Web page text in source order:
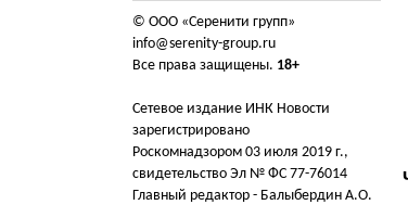
© ООО «Серенити групп»
info@serenity-group.ru
Все права защищены. 18+
Сетевое издание ИНК Новости
зарегистрировано
Роскомнадзором 03 июля 2019 г.,
свидетельство Эл № ФС 77-76014
Главный редактор - Балыбердин А.О.